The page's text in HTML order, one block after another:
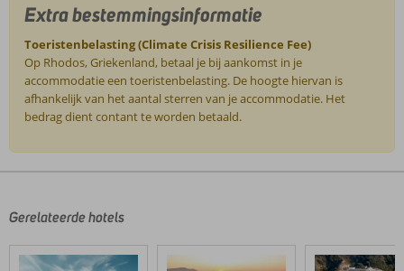
Extra bestemmingsinformatie
Toeristenbelasting (Climate Crisis Resilience Fee)
Op Rhodos, Griekenland, betaal je bij aankomst in je
accommodatie een toeristenbelasting. De hoogte hiervan is
afhankelijk van het aantal sterren van je accommodatie. Het
bedrag dient contant te worden betaald.
door
klanten
Gerelateerde hotels